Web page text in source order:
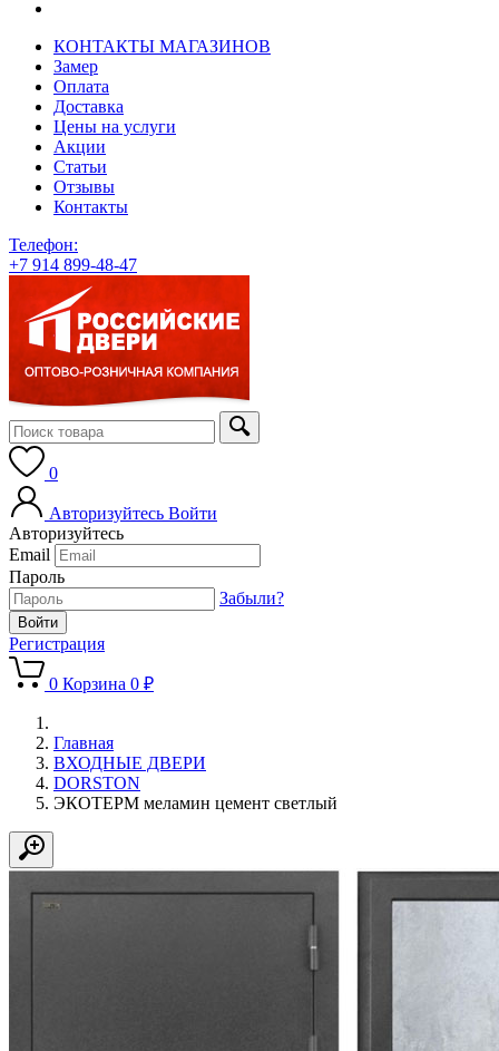
КОНТАКТЫ МАГАЗИНОВ
Замер
Оплата
Доставка
Цены на услуги
Акции
Статьи
Отзывы
Контакты
Телефон:
+7 914 899-48-47
0
Авторизуйтесь Войти
Авторизуйтесь
Email
Пароль
Забыли?
Регистрация
0 Корзина 0 ₽
Главная
ВХОДНЫЕ ДВЕРИ
DORSTON
ЭКОТЕРМ меламин цемент светлый